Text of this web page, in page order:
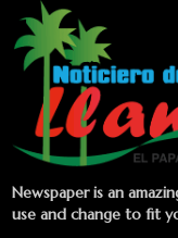
Newspaper is an
use and change to fit